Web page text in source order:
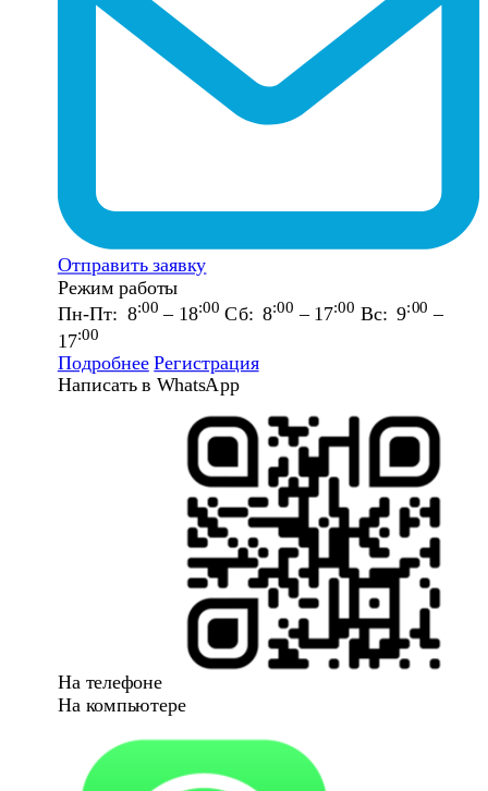
Отправить заявку
Режим работы
Пн-Пт: 8:00 – 18:00 Сб: 8:00 – 17:00 Вс: 9:00 –
17:00
Подробнее Регистрация
Написать в WhatsApp
На телефоне
На компьютере